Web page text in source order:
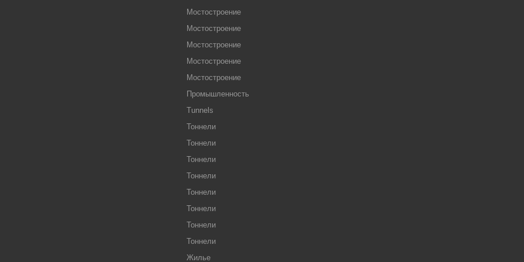
Мостостроение
Мостостроение
Мостостроение
Мостостроение
Мостостроение
Промышленность
Tunnels
Тоннели
Тоннели
Тоннели
Тоннели
Тоннели
Тоннели
Тоннели
Тоннели
Жилье